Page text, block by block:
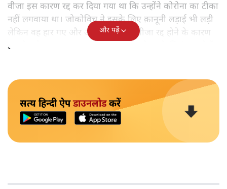
वीजा इस कारण रद्द कर दिया गया था कि उन्होंने कोरोना का टीका
नहीं लगवाया था। जोकोविच ने इसके लिए क़ानूनी लड़ाई भी लड़ी
लेकिन वह हार गए और आख़िरकार उन्हें वीजा रद्द होने के कारण
इस मैच से दूर रहना पड़ा। अब नडाल इस ओपन के सिकंदर बने हैं।
और पढ़ें
सत्य हिन्दी ऐपडाउनलोडकरें